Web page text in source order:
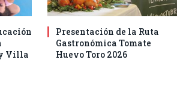
Villa
Presentación de la Ruta
Gastronómica Tomate
Huevo Toro 2026